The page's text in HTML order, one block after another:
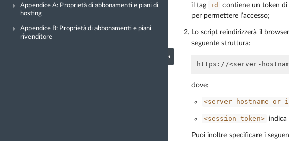
Appendice A: Proprietà di abbonamenti e piani di
hosting
Appendice B: Proprietà di abbonamenti e piani
rivenditore
il tag id contiene un token di
per permettere l’accesso;
Lo script reindirizzerà il
seguente struttura:
dove:
<server-hostname-or-
<session_token> indica
Puoi inoltre specificare i